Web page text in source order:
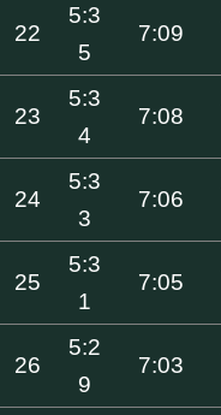
22
5:3
5
7:09
23
5:3
4
7:08
24
5:3
3
7:06
25
5:3
1
7:05
26
5:2
9
7:03